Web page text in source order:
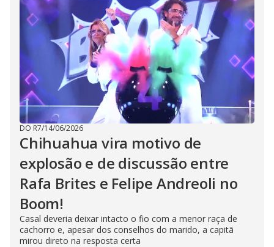
DO R7/14/06/2026
Chihuahua vira motivo de
explosão e de discussão entre
Rafa Brites e Felipe Andreoli no
Boom!
Casal deveria deixar intacto o fio com a menor raça de
cachorro e, apesar dos conselhos do marido, a capitã
mirou direto na resposta certa